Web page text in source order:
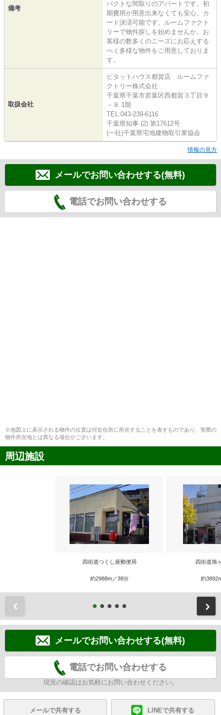
備考
パクトな間取りのアパートです。初
期費用が用意出来なくても安心。カ
ード決済可能です。ルームファクト
リーで物件探しを始めませんか。お
客様の数多くのニーズにお応えする
べく多様な物件をご用意しておりま
す。
取扱会社
ピタットハウス都賀店 ルームファ
クトリー株式会社
千葉県千葉市若葉区西都賀３丁目９
－８ 1階
TEL:043-239-6116
千葉県知事 (2) 第17612号
(一社)千葉県宅地建物取引業協会
情報の見方
メールでお問い合わせする(無料)
電話でお問い合わせする
※地図上に表示される物件の位置は付近住所に所在することを表すものであり、実際の
物件所在地とは異なる場合がございます。
周辺施設
四街道つくし座郵便局
約2988m／38分
四街道旭
約
メールでお問い合わせする(無料)
電話でお問い合わせする
現況の確認はお気軽にお問い合わせください。
メールで共有する LINEで共有する